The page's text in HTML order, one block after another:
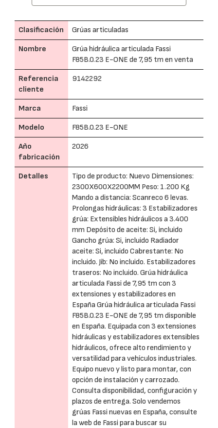
Clasificación Grúas articuladas
Nombre
Grúa hidráulica articulada Fassi
F85B.0.23 E-ONE de 7,95 tm en venta
Referencia
cliente
9142292
Marca Fassi
Modelo F85B.0.23 E-ONE
Año
fabricación
2026
Detalles
Tipo de producto: Nuevo Dimensiones:
2300X600X2200MM Peso: 1.200 Kg
Mando a distancia: Scanreco 6 levas.
Prolongas hidráulicas: 3 Estabilizadores
grúa: Extensibles hidráulicos a 3.400
mm Depósito de aceite: Si, incluido
Gancho grúa: Si, incluido Radiador
aceite: Si, incluido Cabrestante: No
incluido. Jib: No incluido. Estabilizadores
traseros: No incluido. Grúa hidráulica
articulada Fassi de 7,95 tm con 3
extensiones y estabilizadores en
España Grúa hidráulica articulada Fassi
F85B.0.23 E-ONE de 7,95 tm disponible
en España. Equipada con 3 extensiones
hidráulicas y estabilizadores extensibles
hidráulicos, ofrece alto rendimiento y
versatilidad para vehículos industriales.
Equipo nuevo y listo para montar, con
opción de instalación y carrozado.
Consulta disponibilidad, configuración y
plazos de entrega. Solo vendemos
grúas Fassi nuevas en España, consulte
la web de Fassi para buscar su